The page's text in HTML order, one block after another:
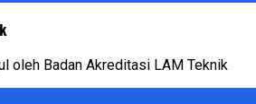
oleh Badan Akreditasi LAM Teknik